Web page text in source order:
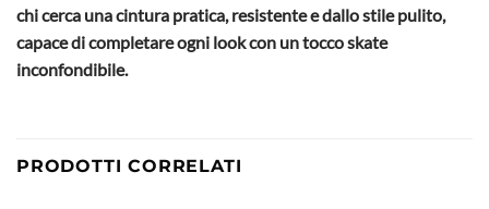
chi cerca una cintura pratica, resistente e dallo stile pulito,
capace di completare ogni look con un tocco skate
inconfondibile.
PRODOTTI CORRELATI